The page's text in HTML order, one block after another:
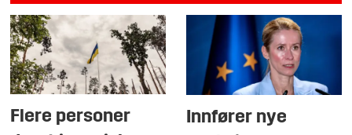
Flere personer
Innfører nye